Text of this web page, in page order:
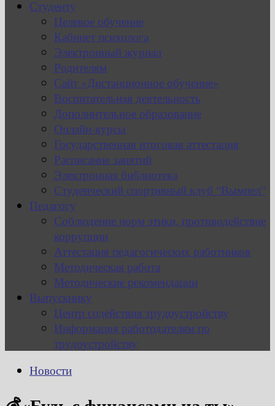
Студенту
Целевое обучение
Кабинет психолога
Электронный журнал
Родителям
Сайт «Дистанционное обучение»
Воспитательная деятельность
Дополнительное образование
Онлайн-курсы
Государственная итоговая аттестация
Расписание занятий
Электронная библиотека
Студенческий спортивный клуб “Вымпел”
Педагогу
Соблюдение норм этики, противодействие
коррупции
Аттестация педагогических работников
Методическая работа
Методические рекомендации
Выпускнику
Центр содействия трудоустройству
Информация работодателям по
трудоустройству
Новости